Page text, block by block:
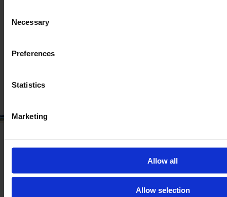
Selection
Necessary
Preferences
Statistics
Marketing
Allow all
Allow selection
2022 389 HP